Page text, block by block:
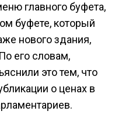
главного буфета,
буфете, который
нового здания,
его словам,
это тем, что
о ценах в